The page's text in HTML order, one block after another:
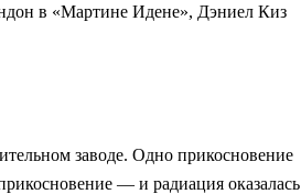
в «Мартине Идене», Дэниел Киз
заводе. Одно прикосновение
— и радиация оказалась